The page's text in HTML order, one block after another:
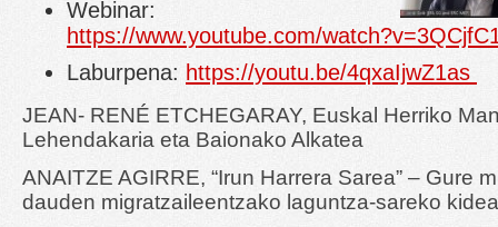
Webinar:
https://www.youtube.com/
Laburpena: https://youtu.be/4qxaIjwZ1as
JEAN- RENÉ ETCHEGARAY, Euskal Herriko
Lehendakaria eta Baionako Alkatea
ANAITZE AGIRRE, “Irun Harrera Sarea” – Gure
dauden migratzaileentzako laguntza-sareko kidea